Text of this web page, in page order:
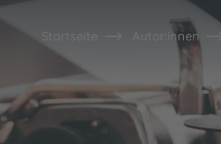
Startseite Autor:innen